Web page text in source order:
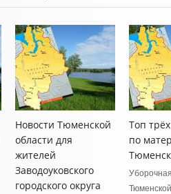
Новости Тюменской
области для
жителей
Заводоуковского
городского округа
Топ
по